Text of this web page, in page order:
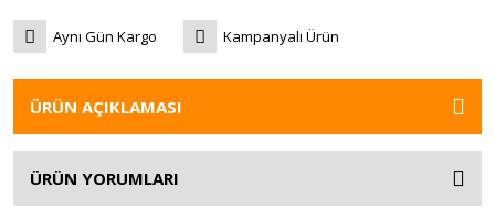
Aynı Gün Kargo Kampanyalı Ürün
ÜRÜN AÇIKLAMASI
ÜRÜN YORUMLARI